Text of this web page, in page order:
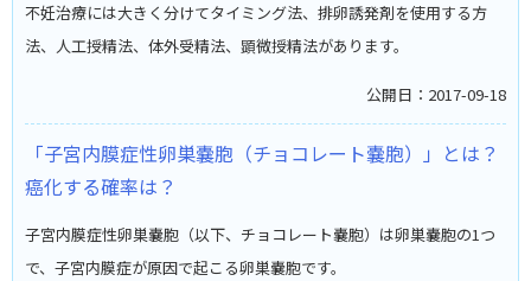
不妊治療には大きく分けてタイミング法、排卵誘発剤を使用する方
法、人工授精法、体外受精法、顕微授精法があります。
公開日：2017-09-18
「子宮内膜症性卵巣嚢胞（チョコレート嚢胞）」とは？
癌化する確率は？
子宮内膜症性卵巣嚢胞（以下、チョコレート嚢胞）は卵巣嚢胞の1つ
で、子宮内膜症が原因で起こる卵巣嚢胞です。